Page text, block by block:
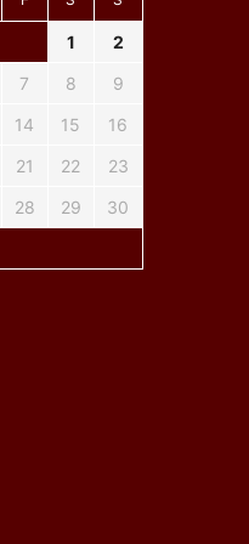
1
2
7 8
9
14 15
16
21 22
23
28 29
30